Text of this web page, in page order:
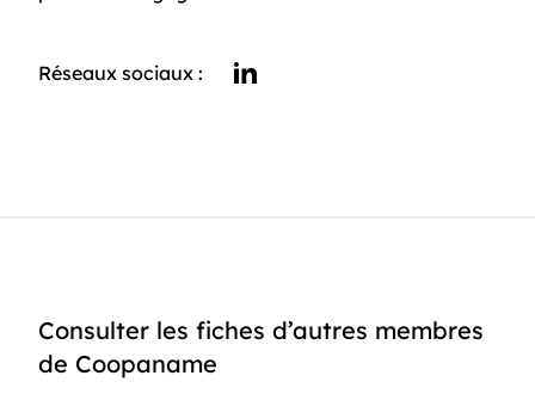
Réseaux sociaux :
Consulter les fiches d’autres membres
de Coopaname